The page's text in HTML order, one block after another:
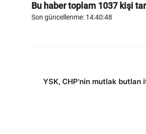
Bu haber toplam 1037kişi
Son güncellenme: 14:40:48
YSK, CHP'nin mutlak butlan